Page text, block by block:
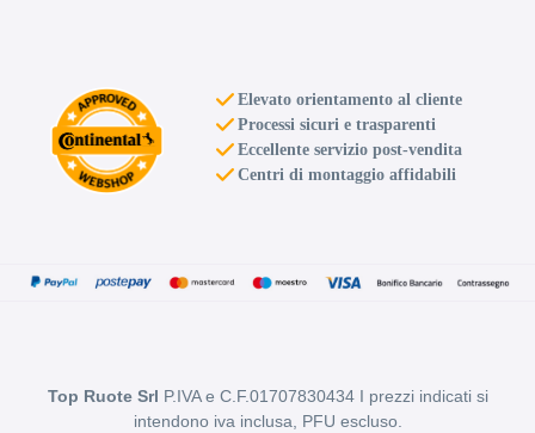
Elevato orientamento al cliente
Processi sicuri e trasparenti
Eccellente servizio post-vendita
Centri di montaggio affidabili
Top Ruote Srl P.IVA e C.F.01707830434 I prezzi indicati si
intendono iva inclusa, PFU escluso.